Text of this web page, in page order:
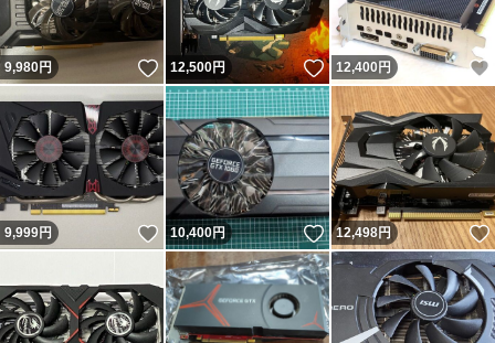
9,980円 いいね！
12,500円 いいね！
12,400 円
9,999円 いいね！
10,400円 いいね！
12,498円